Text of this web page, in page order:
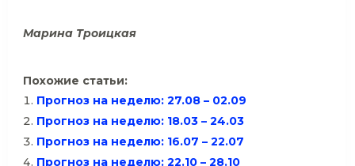
Марина Троицкая
Похожие статьи:
Прогноз на неделю: 27.08 – 02.09
Прогноз на неделю: 18.03 – 24.03
Прогноз на неделю: 16.07 – 22.07
Прогноз на неделю: 22.10 – 28.10